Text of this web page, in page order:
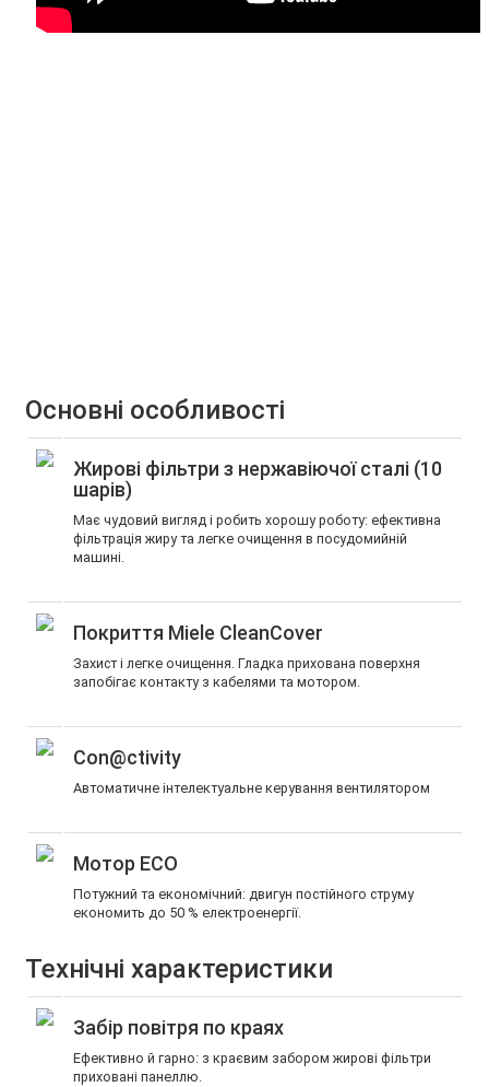
Основні особливості
Жирові фільтри з нержавіючої сталі (10
шарів)
Має чудовий вигляд і робить хорошу роботу: ефективна
фільтрація жиру та легке очищення в посудомийній
машині.
Покриття Miele CleanCover
Захист і легке очищення. Гладка прихована поверхня
запобігає контакту з кабелями та мотором.
Con@ctivity
Автоматичне інтелектуальне керування вентилятором
Мотор ECO
Потужний та економічний: двигун постійного струму
економить до 50 % електроенергії.
Технічні характеристики
Забір повітря по краях
Ефективно й гарно: з краєвим забором жирові фільтри
приховані панеллю.